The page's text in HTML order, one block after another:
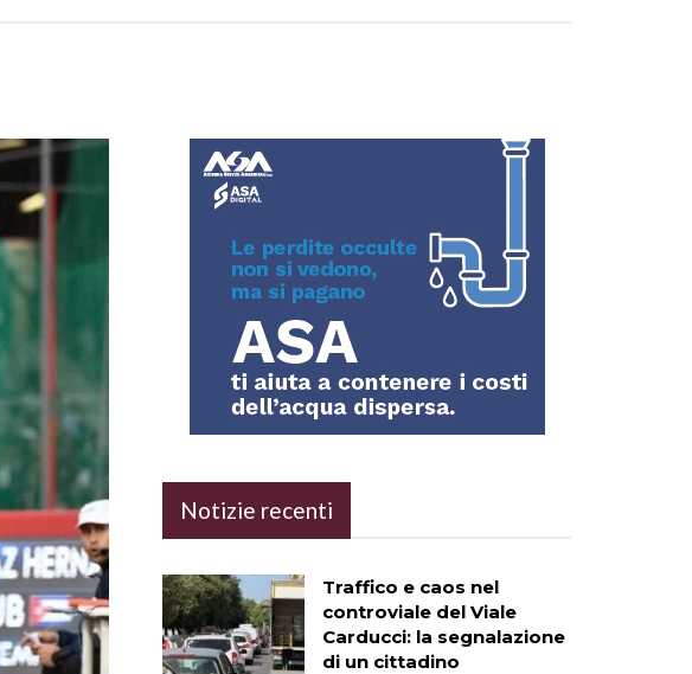
Notizie recenti
Traffico e caos nel
controviale del Viale
Carducci: la segnalazione
di un cittadino